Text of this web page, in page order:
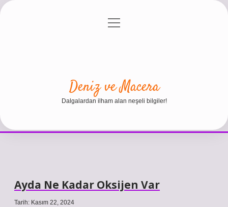
Gizlilik Politikası
menüyü
Deniz ve Macera
Dalgalardan ilham alan neşeli bilgiler!
Ayda Ne Kadar Oksijen Var
Tarih: Kasım 22, 2024